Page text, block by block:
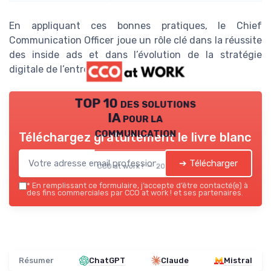
En appliquant ces bonnes pratiques, le Chief
Communication Officer joue un rôle clé dans la réussite
des inside ads et dans l’évolution de la stratégie
digitale de l’entreprise.
TOP 10 des solutions
IA pour la
communication
CCO at work ! — 2026
Téléchargez gratuitement le livre blanc
➔ Télécharger
* En remplissant ce formulaire, j’accepte d’être contacté(e) à
des fins commerciales par CCO at work ! et ses partenaires.
Résumer ChatGPT Claude Mistral